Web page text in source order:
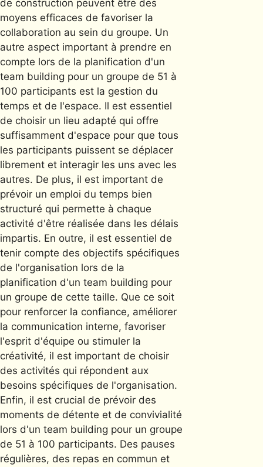
de construction peuvent être des
moyens efficaces de favoriser la
collaboration au sein du groupe. Un
autre aspect important à prendre en
compte lors de la planification d'un
team building pour un groupe de 51 à
100 participants est la gestion du
temps et de l'espace. Il est essentiel
de choisir un lieu adapté qui offre
suffisamment d'espace pour que tous
les participants puissent se déplacer
librement et interagir les uns avec les
autres. De plus, il est important de
prévoir un emploi du temps bien
structuré qui permette à chaque
activité d'être réalisée dans les délais
impartis. En outre, il est essentiel de
tenir compte des objectifs spécifiques
de l'organisation lors de la
planification d'un team building pour
un groupe de cette taille. Que ce soit
pour renforcer la confiance, améliorer
la communication interne, favoriser
l'esprit d'équipe ou stimuler la
créativité, il est important de choisir
des activités qui répondent aux
besoins spécifiques de l'organisation.
Enfin, il est crucial de prévoir des
moments de détente et de convivialité
lors d'un team building pour un groupe
de 51 à 100 participants. Des pauses
régulières, des repas en commun et